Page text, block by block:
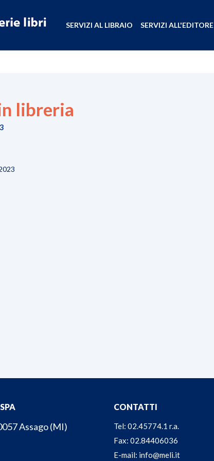
SERVIZI AL LIBRAIO SERVIZI ALL'EDITORE
libreria
Assago (MI)
CONTATTI
Tel: 02.45774.1 r.a.
Fax: 02.84406036
E-mail: info@meli.it